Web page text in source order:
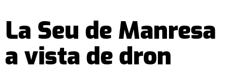
La Seu de Manresa
a vista de dron